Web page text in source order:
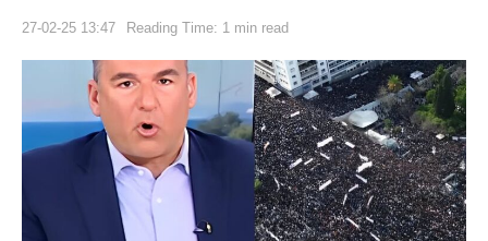
27-02-25 13:47 Reading Time: 1 min read